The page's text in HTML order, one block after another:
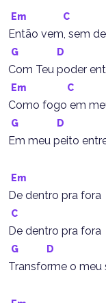
Em C
Então vem, sem
G D
Com Teu poder
Em C
Como fogo em
G D
Em meu peito
Em
De dentro pra fora
C
De dentro pra fora
G D
Transforme o meu